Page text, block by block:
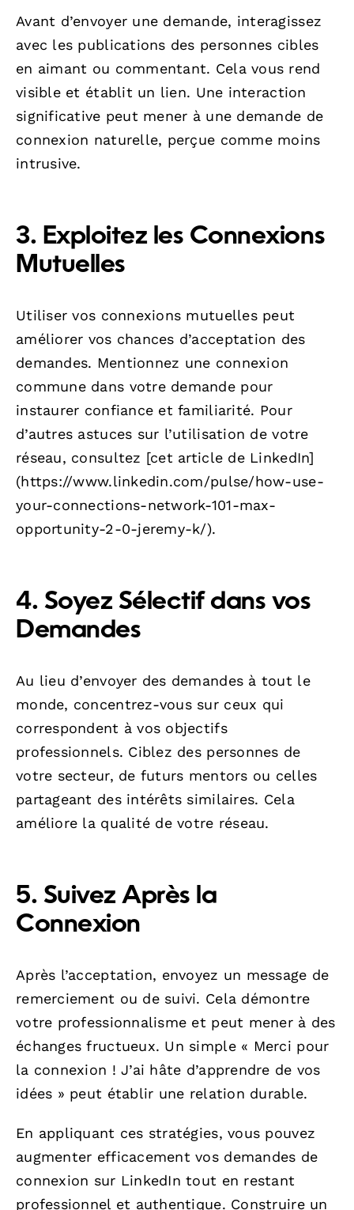
Avant d’envoyer une demande, interagissez
avec les publications des personnes cibles
en aimant ou commentant. Cela vous rend
visible et établit un lien. Une interaction
significative peut mener à une demande de
connexion naturelle, perçue comme moins
intrusive.
3. Exploitez les Connexions
Mutuelles
Utiliser vos connexions mutuelles peut
améliorer vos chances d’acceptation des
demandes. Mentionnez une connexion
commune dans votre demande pour
instaurer confiance et familiarité. Pour
d’autres astuces sur l’utilisation de votre
réseau, consultez [cet article de LinkedIn]
(https://www.linkedin.com/pulse/how-use-
your-connections-network-101-max-
opportunity-2-0-jeremy-k/).
4. Soyez Sélectif dans vos
Demandes
Au lieu d’envoyer des demandes à tout le
monde, concentrez-vous sur ceux qui
correspondent à vos objectifs
professionnels. Ciblez des personnes de
votre secteur, de futurs mentors ou celles
partageant des intérêts similaires. Cela
améliore la qualité de votre réseau.
5. Suivez Après la
Connexion
Après l’acceptation, envoyez un message de
remerciement ou de suivi. Cela démontre
votre professionnalisme et peut mener à des
échanges fructueux. Un simple « Merci pour
la connexion ! J’ai hâte d’apprendre de vos
idées » peut établir une relation durable.
En appliquant ces stratégies, vous pouvez
augmenter efficacement vos demandes de
connexion sur LinkedIn tout en restant
professionnel et authentique. Construire un